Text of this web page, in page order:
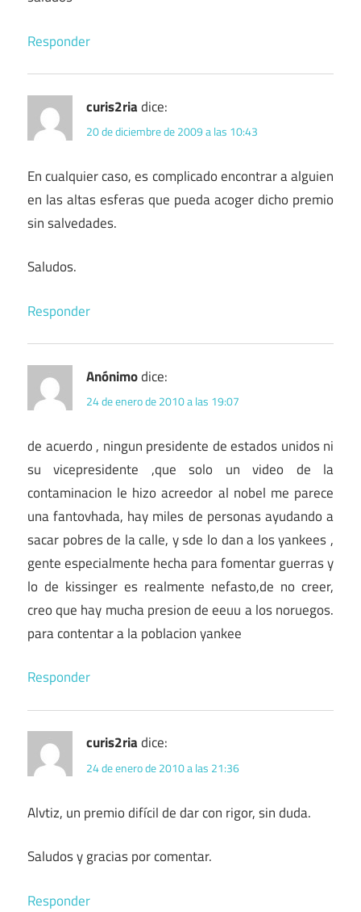
Responder
curis2riadice:
20 de diciembre de 2009 a las 10:43
En cualquier caso, es complicado encontrar a alguien
en las altas esferas que pueda acoger dicho premio
sin salvedades.
Saludos.
Responder
Anónimodice:
24 de enero de 2010 a las 19:07
de acuerdo , ningun presidente de estados unidos ni
su vicepresidente ,que solo un video de la
contaminacion le hizo acreedor al nobel me parece
una fantovhada, hay miles de personas ayudando a
sacar pobres de la calle, y sde lo dan a los yankees ,
gente especialmente hecha para fomentar guerras y
lo de kissinger es realmente nefasto,de no creer,
creo que hay mucha presion de eeuu a los noruegos.
para contentar a la poblacion yankee
Responder
curis2riadice:
24 de enero de 2010 a las 21:36
Alvtiz, un premio difícil de dar con rigor, sin duda.
Saludos y gracias por comentar.
Responder